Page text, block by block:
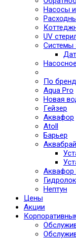
Насосы
UV
Системы
По
Aqua Pro
Новая
Гейзер
Аквафор
Atoll
Барьер
Аквафор
Гидролок
Нептун
Цены
Акции